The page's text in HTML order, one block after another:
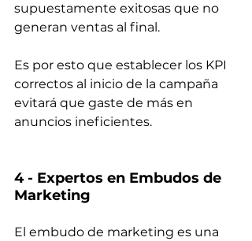
supuestamente exitosas que no
generan ventas al final.
Es por esto que establecer los KPI
correctos al inicio de la campaña
evitará que gaste de más en
anuncios ineficientes.
4 - Expertos en Embudos de
Marketing
El embudo de marketing es una